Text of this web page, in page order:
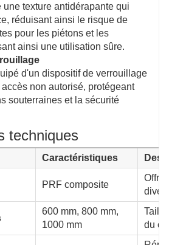
une texture antidérapante qui
réduisant ainsi le risque de
pour les piétons et les
ainsi une utilisation sûre.
d'un dispositif de verrouillage
non autorisé, protégeant
souterraines et la sécurité
techniques
Caractéristiques
PRF composite
Offre
600 mm, 800 mm,
1000 mm
du